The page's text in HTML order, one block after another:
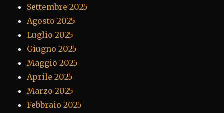
Settembre 2025
Agosto 2025
Luglio 2025
Giugno 2025
Maggio 2025
Aprile 2025
Marzo 2025
Febbraio 2025